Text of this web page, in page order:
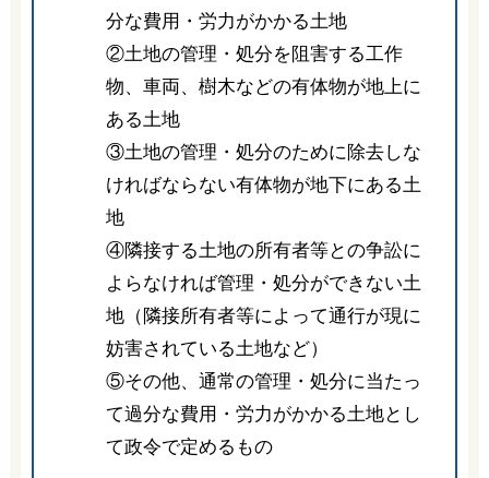
分な費用・労力がかかる土地
②土地の管理・処分を阻害する工作
物、車両、樹木などの有体物が地上に
ある土地
③土地の管理・処分のために除去しな
ければならない有体物が地下にある土
地
④隣接する土地の所有者等との争訟に
よらなければ管理・処分ができない土
地（隣接所有者等によって通行が現に
妨害されている土地など）
⑤その他、通常の管理・処分に当たっ
て過分な費用・労力がかかる土地とし
て政令で定めるもの